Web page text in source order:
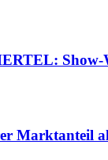
Show-
Marktanteil